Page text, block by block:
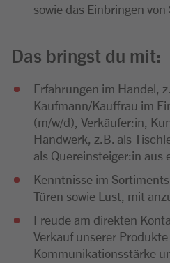
sowie das Einbringen
Das bringst du mit:
Erfahrungen im Handel,
Kaufmann/Kauffrau im
(m/w/d), Verkäufer:in,
Handwerk, z.B. als
als Quereinsteiger:in aus
Kenntnisse im
Türen sowie Lust, mit
Freude am direkten
Verkauf unserer Produkte
Kommunikationsstärke